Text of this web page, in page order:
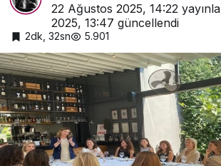
22 Ağustos 2025, 14:22
2025, 13:47 güncellendi
2dk, 32sn 5.901